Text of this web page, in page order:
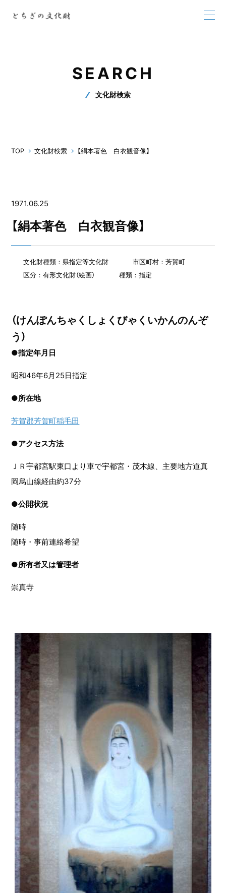
SEARCH
文化財検索
TOP 文化財検索 【絹本著色 白衣観音像】
1971.06.25
【絹本著色 白衣観音像】
文化財種類：県指定等文化財
市区町村：芳賀町
区分：有形文化財（絵画）
種類：指定
（けんぽんちゃくしょくびゃくいかんのんぞ
う）
●指定年月日
昭和46年6月25日指定
●所在地
芳賀郡芳賀町稲毛田
●アクセス方法
ＪＲ宇都宮駅東口より車で宇都宮・茂木線、主要地方道真
岡烏山線経由約37分
●公開状況
随時
随時・事前連絡希望
●所有者又は管理者
崇真寺